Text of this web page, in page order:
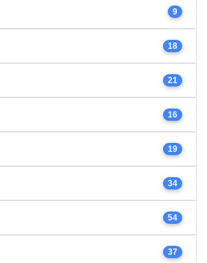
9
18
21
16
19
34
54
37